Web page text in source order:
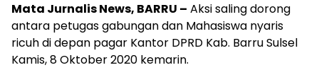
Mata Jurnalis News, BARRU – Aksi saling dorong
antara petugas gabungan dan Mahasiswa nyaris
ricuh di depan pagar Kantor DPRD Kab. Barru Sulsel
Kamis, 8 Oktober 2020 kemarin.